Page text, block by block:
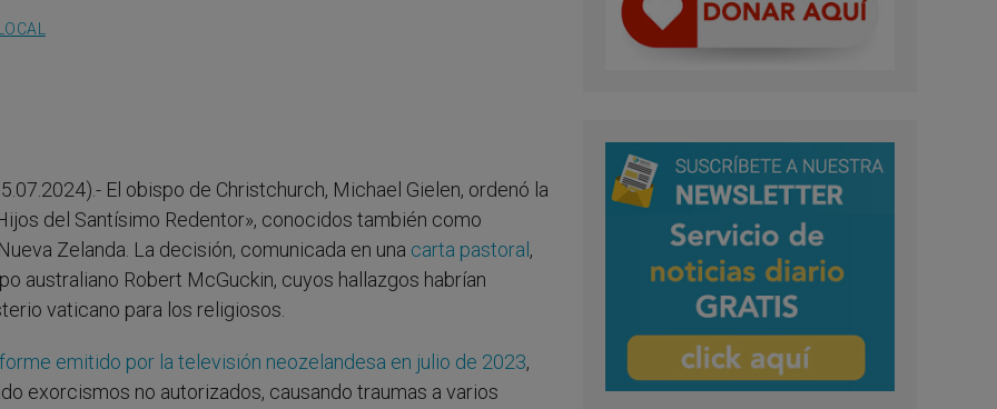
El obispo de Christchurch, Michael Gielen, ordenó la
del Santísimo Redentor», conocidos también como
Zelanda. La decisión, comunicada en una carta pastoral ,
australiano Robert McGuckin, cuyos hallazgos habrían
vaticano para los religiosos.
emitido por la televisión neozelandesa en julio de 2023,
exorcismos no autorizados, causando traumas a varios